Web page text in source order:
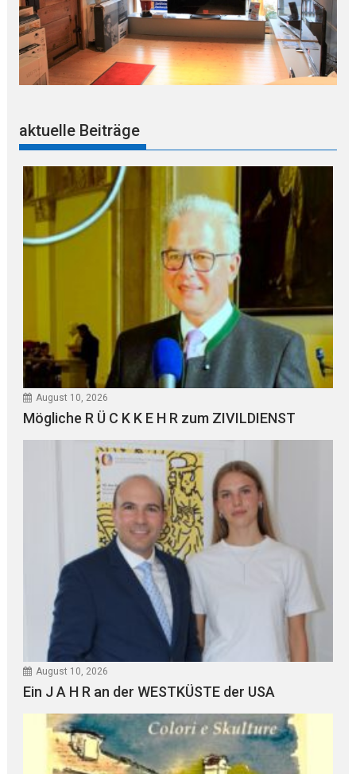
aktuelle Beiträge
August 10, 2026
Mögliche R Ü C K K E H R zum ZIVILDIENST
August 10, 2026
Ein J A H R an der WESTKÜSTE der USA